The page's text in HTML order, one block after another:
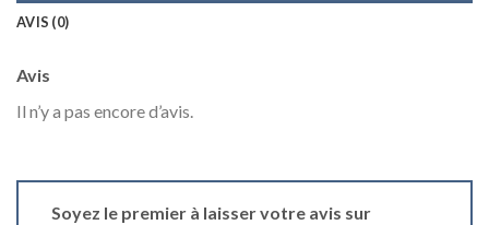
AVIS (0)
Avis
Il n’y a pas encore d’avis.
Soyez le premier à laisser votre avis sur